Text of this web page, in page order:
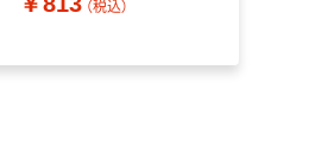
（税込）